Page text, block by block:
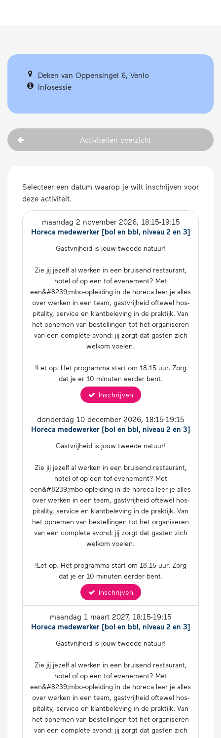
Deken van Oppensingel 6, Venlo
Infosessie
Activiteiten overzicht
Selecteer een datum waarop je wilt inschrijven voor
deze activiteit.
maandag 2 november 2026, 18:15-19:15
Horeca medewerker [bol en bbl, niveau 2 en 3]
Gast­vrij­heid is jouw tweede natuur!
Zie jij jezelf al werken in een bruisend res­tau­rant,
hotel of op een tof eve­ne­ment? Met
een&#8239;mbo-op­lei­ding in de horeca leer je alles
over werken in een team, gast­vrij­heid oftewel hos­
pi­ta­li­ty, service en klant­be­le­ving in de praktijk. Van
het opnemen van be­stel­lin­gen tot het or­ga­ni­se­ren
van een complete avond: jij zorgt dat gasten zich
welkom voelen.
!Let op. Het programma start om 18.15 uur. Zorg
dat je er 10 minuten eerder bent.
Inschrijven
donderdag 10 december 2026, 18:15-19:15
Horeca medewerker [bol en bbl, niveau 2 en 3]
Gast­vrij­heid is jouw tweede natuur!
Zie jij jezelf al werken in een bruisend res­tau­rant,
hotel of op een tof eve­ne­ment? Met
een&#8239;mbo-op­lei­ding in de horeca leer je alles
over werken in een team, gast­vrij­heid oftewel hos­
pi­ta­li­ty, service en klant­be­le­ving in de praktijk. Van
het opnemen van be­stel­lin­gen tot het or­ga­ni­se­ren
van een complete avond: jij zorgt dat gasten zich
welkom voelen.
!Let op. Het programma start om 18.15 uur. Zorg
dat je er 10 minuten eerder bent.
Inschrijven
maandag 1 maart 2027, 18:15-19:15
Horeca medewerker [bol en bbl, niveau 2 en 3]
Gast­vrij­heid is jouw tweede natuur!
Zie jij jezelf al werken in een bruisend res­tau­rant,
hotel of op een tof eve­ne­ment? Met
een&#8239;mbo-op­lei­ding in de horeca leer je alles
over werken in een team, gast­vrij­heid oftewel hos­
pi­ta­li­ty, service en klant­be­le­ving in de praktijk. Van
het opnemen van be­stel­lin­gen tot het or­ga­ni­se­ren
van een complete avond: jij zorgt dat gasten zich